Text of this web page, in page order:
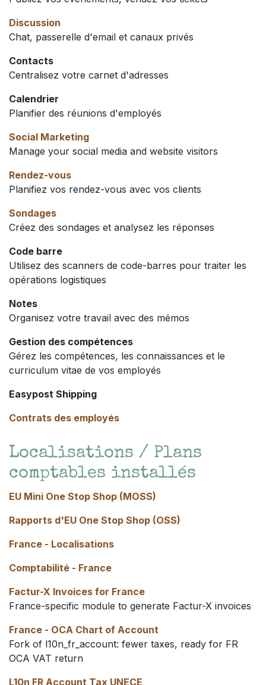
Discussion
Chat, passerelle d'email et canaux privés
Contacts
Centralisez votre carnet d'adresses
Calendrier
Planifier des réunions d'employés
Social Marketing
Manage your social media and website visitors
Rendez-vous
Planifiez vos rendez-vous avec vos clients
Sondages
Créez des sondages et analysez les réponses
Code barre
Utilisez des scanners de code-barres pour traiter les
opérations logistiques
Notes
Organisez votre travail avec des mémos
Gestion des compétences
Gérez les compétences, les connaissances et le
curriculum vitae de vos employés
Easypost Shipping
Contrats des employés
Localisations / Plans
comptables installés
EU Mini One Stop Shop (MOSS)
Rapports d'EU One Stop Shop (OSS)
France - Localisations
Comptabilité - France
Factur-X Invoices for France
France-specific module to generate Factur-X invoices
France - OCA Chart of Account
Fork of l10n_fr_account: fewer taxes, ready for FR
OCA VAT return
L10n FR Account Tax UNECE